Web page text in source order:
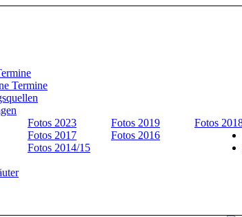
Termine
Fotos 2023 Fotos 2019
Fotos
Fotos 2017
Fotos 2016
Fotos 2014/15